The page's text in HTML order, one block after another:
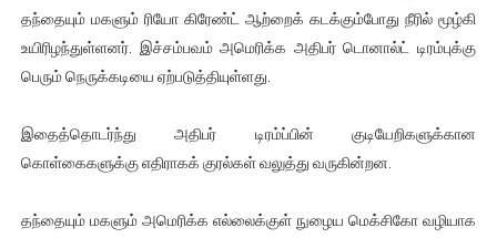
பிரபல நடிகை தூக்கிட்டு தற்கொலை!
வடிவேலுவுக்கு நீதிமன்றம் விதித்துள்ள அதிரடி உத்தரவு!
ஐ.நா முன்றலில் சீரற்ற காலநிலையிலும் தமிழின அழிப்பிற்கு
இளையராஜா – கமல் அவசர சந்திப்பு (படங்கள், விடியோ)
தந்தையும் மகளும் ரியோ கிரேண்ட் ஆற்றைக் கடக்கும்போது நீரில் மூழ்கி
உயிரிழந்துள்ளனர். இச்சம்பவம் அமெரிக்க அதிபர் டொனால்ட் டிரம்புக்கு
பெரும் நெருக்கடியை ஏற்படுத்தியுள்ளது.
இதைத்தொடர்ந்து அதிபர் டிரம்ப்பின் குடியேறிகளுக்கான
கொள்கைகளுக்கு எதிராகக் குரல்கள் வலுத்து வருகின்றன.
தந்தையும் மகளும் அமெரிக்க எல்லைக்குள் நுழைய மெக்சிகோ வழியாக